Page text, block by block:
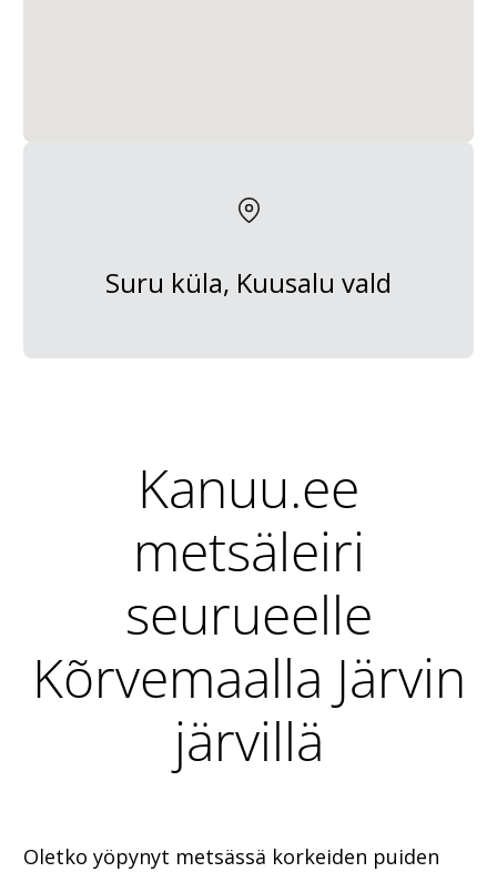
Suru küla, Kuusalu vald
Kanuu.ee
metsäleiri
seurueelle
Kõrvemaalla Järvin
järvillä
Oletko yöpynyt metsässä korkeiden puiden